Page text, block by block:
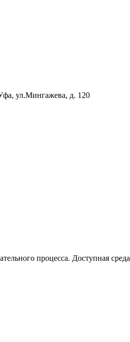
ул.Мингажева, д. 120
процесса. Доступная среда